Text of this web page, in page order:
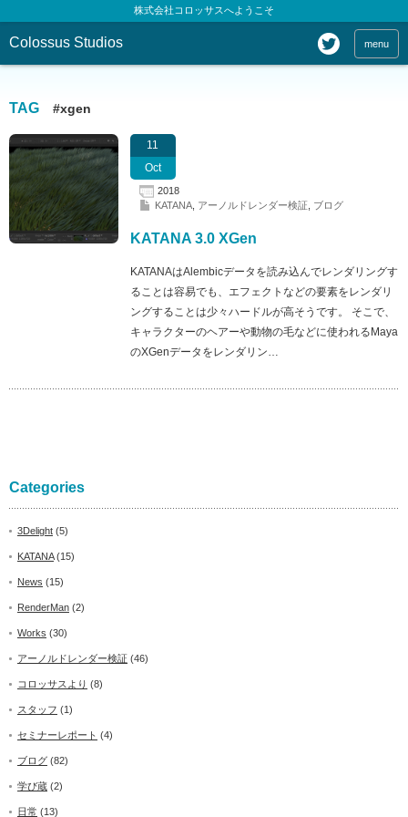
株式会社コロッサスへようこそ
Colossus Studios menu
TAG #xgen
11
Oct
2018
KATANA, アーノルドレンダー検証, ブログ
KATANA 3.0 XGen
KATANAはAlembicデータを読み込んでレンダリングす
ることは容易でも、エフェクトなどの要素をレンダリ
ングすることは少々ハードルが高そうです。 そこで、
キャラクターのヘアーや動物の毛などに使われるMaya
のXGenデータをレンダリン…
Categories
3Delight (5)
KATANA(15)
News (15)
RenderMan (2)
Works (30)
アーノルドレンダー検証 (46)
コロッサスより (8)
スタッフ (1)
セミナーレポート (4)
ブログ (82)
学び蔵 (2)
日常 (13)